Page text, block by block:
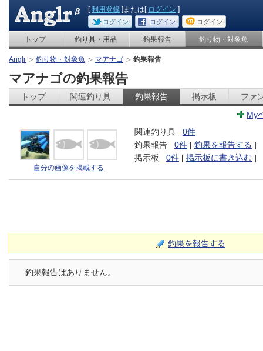
[利用登録 ]または[ ログイン ]
ログイン ログイン ログイン
トップ 釣り具・用品 釣果報告 釣り物・対象魚
Anglr 釣り物・対象魚 マアナゴ 釣果報告
マアナゴの釣果報告
トップ 関連釣り具 釣果報告 掲示板
ファ
My
自分の画像を掲載する
関連釣り具
0件
釣果報告
0件 [ 釣果を報告する ]
掲示板
0件 [ 掲示板に書き込む ]
釣果を報告する
釣果報告はありません。